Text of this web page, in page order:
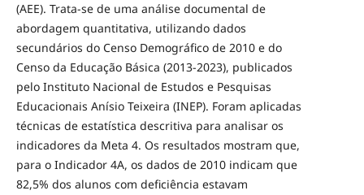
(AEE). Trata-se de uma análise documental de
abordagem quantitativa, utilizando dados
secundários do Censo Demográfico de 2010 e do
Censo da Educação Básica (2013-2023), publicados
pelo Instituto Nacional de Estudos e Pesquisas
Educacionais Anísio Teixeira (INEP). Foram aplicadas
técnicas de estatística descritiva para analisar os
indicadores da Meta 4. Os resultados mostram que,
para o Indicador 4A, os dados de 2010 indicam que
82,5% dos alunos com deficiência estavam